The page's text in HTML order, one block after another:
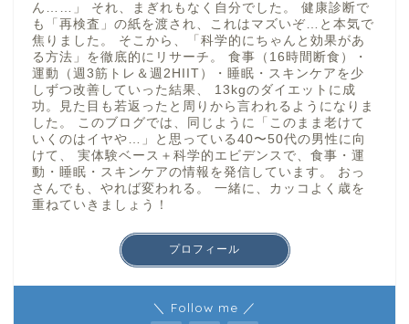
ん……」 それ、まぎれもなく自分でした。 健康診断で
も「再検査」の紙を渡され、これはマズいぞ…と本気で
焦りました。 そこから、「科学的にちゃんと効果があ
る方法」を徹底的にリサーチ。 食事（16時間断食）・
運動（週3筋トレ＆週2HIIT）・睡眠・スキンケアを少
しずつ改善していった結果、 13kgのダイエットに成
功。見た目も若返ったと周りから言われるようになりま
した。 このブログでは、同じように「このまま老けて
いくのはイヤや…」と思っている40〜50代の男性に向
けて、 実体験ベース＋科学的エビデンスで、食事・運
動・睡眠・スキンケアの情報を発信しています。 おっ
さんでも、やれば変われる。 一緒に、カッコよく歳を
重ねていきましょう！
プロフィール
＼ Follow me ／